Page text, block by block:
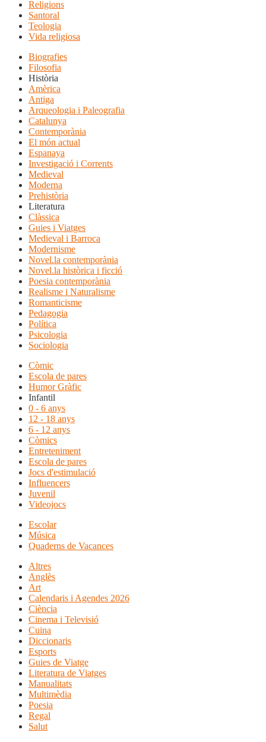
Religions
Santoral
Teologia
Vida religiosa
Biografies
Filosofia
Història
Amèrica
Antiga
Arqueologia i Paleografia
Catalunya
Contemporània
El món actual
Espanaya
Investigació i Corrents
Medieval
Moderna
Prehistòria
Literatura
Clàssica
Guies i Viatges
Medieval i Barroca
Modernisme
Novel.la contemporània
Novel.la històrica i ficció
Poesia contemporània
Realisme i Naturalisme
Romanticisme
Pedagogia
Política
Psicologia
Sociologia
Còmic
Escola de pares
Humor Gràfic
Infantil
0 - 6 anys
12 - 18 anys
6 - 12 anys
Còmics
Entreteniment
Escola de pares
Jocs d'estimulació
Influencers
Juvenil
Videojocs
Escolar
Música
Quaderns de Vacances
Altres
Anglès
Art
Calendaris i Agendes 2026
Ciència
Cinema i Televisió
Cuina
Diccionaris
Esports
Guies de Viatge
Literatura de Viatges
Manualitats
Multimèdia
Poesia
Regal
Salut